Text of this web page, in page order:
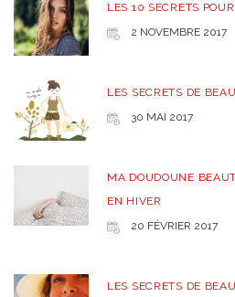
LES 10 SECRETS
2 NOVEMBRE 2017
LES SECRETS DE
30 MAI 2017
MA DOUDOUNE
EN HIVER
20 FÉVRIER 2017
LES SECRETS DE